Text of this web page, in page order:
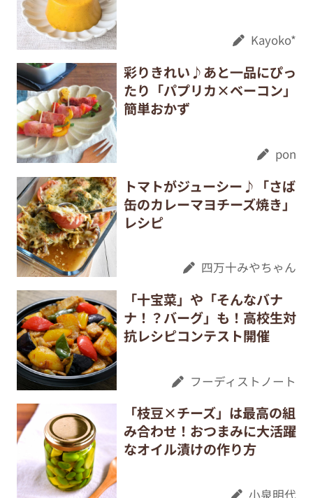
Kayoko*
彩りきれい♪あと一品にぴっ
たり「パプリカ×ベーコン」
簡単おかず
pon
トマトがジューシー♪「さば
缶のカレーマヨチーズ焼き」
レシピ
四万十みやちゃん
「十宝菜」や「そんなバナ
ナ！？バーグ」も！高校生対
抗レシピコンテスト開催
フーディストノート
「枝豆×チーズ」は最高の組
み合わせ！おつまみに大活躍
なオイル漬けの作り方
小泉明代